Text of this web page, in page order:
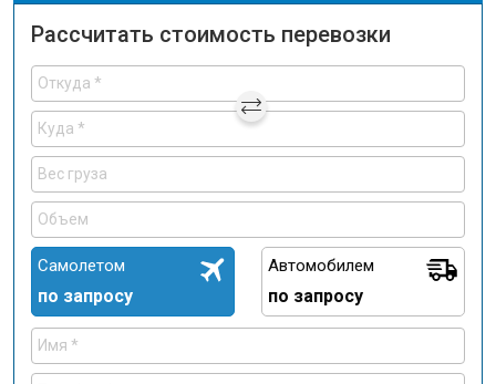
Рассчитать стоимость перевозки
Самолетом
по запросу
Автомобилем
по запросу